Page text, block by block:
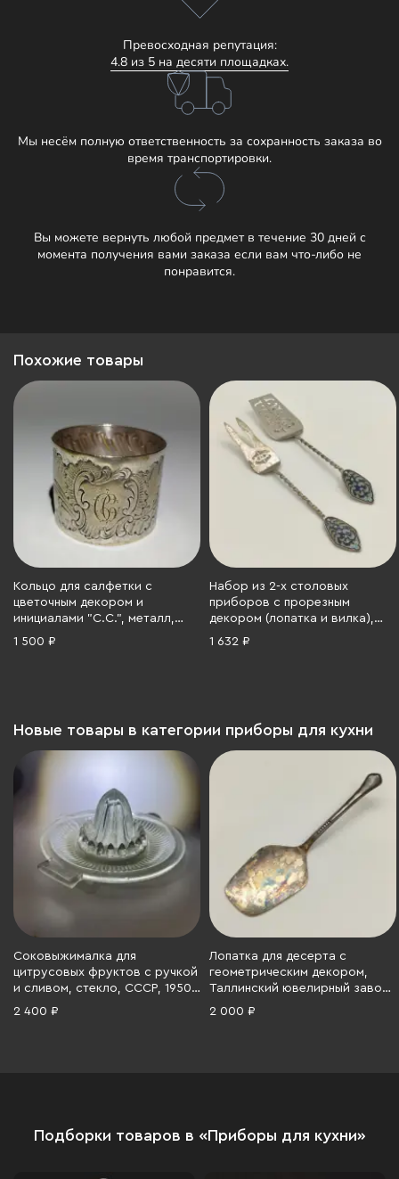
Превосходная репутация:
4.8 из 5 на десяти площадках.
Мы несём полную ответственность за сохранность заказа во
время транспортировки.
Вы можете вернуть любой предмет в течение 30 дней с
момента получения вами заказа если вам что-либо не
понравится.
Похожие товары
Кольцо для салфетки с
цветочным декором и
инициалами "С.С.", металл,
серебрение, Бельгия, 1950-
1 500 ₽
Набор из 2-х столовых
приборов с прорезным
декором (лопатка и вилка),
сталь, эмаль, СССР, 1970-1990
1 632 ₽
Новые товары в категории приборы для кухни
Соковыжималка для
цитрусовых фруктов с ручкой
и сливом, стекло, СССР, 1950-
1980 гг.
2 400 ₽
Лопатка для десерта с
геометрическим декором,
Таллинский ювелирный завод,
мельхиор (медь-никель), СССР,
2 000 ₽
Подборки товаров в «Приборы для кухни»